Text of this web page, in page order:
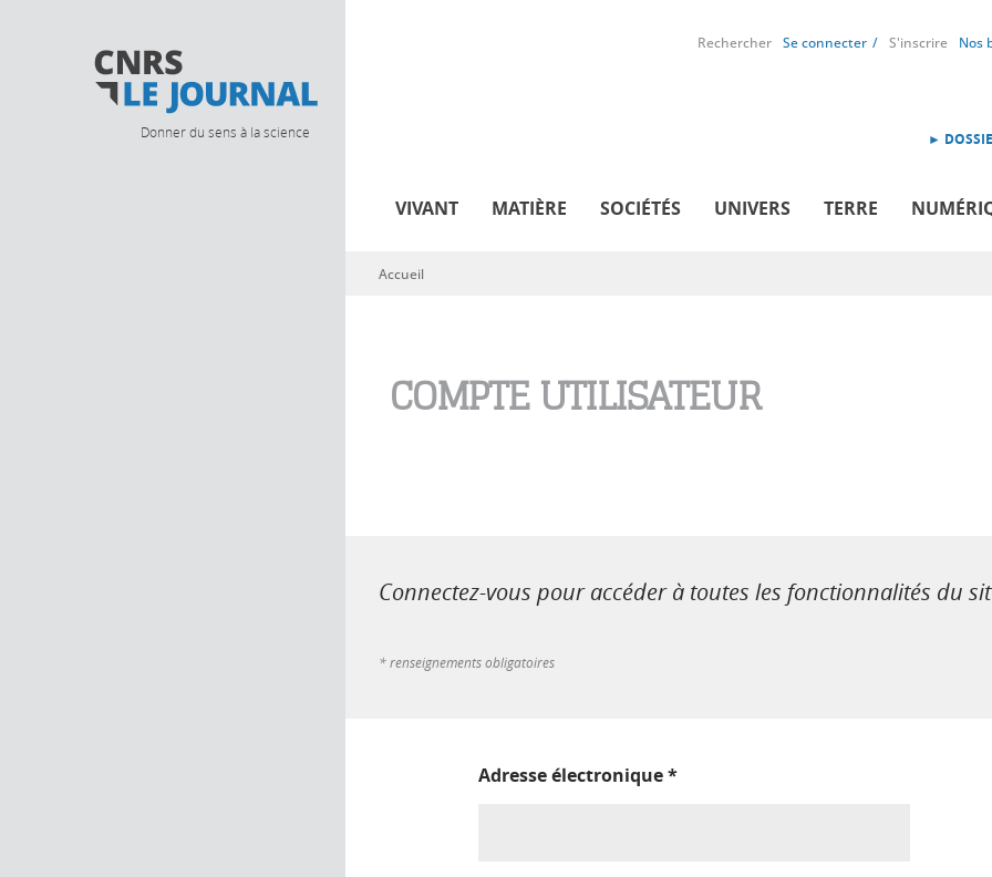
Donner du sens à la science
Rechercher Se connecter S'inscrire Nos
►
VIVANT MATIÈRE SOCIÉTÉS UNIVERS TERRE
Vous êtes ici
Accueil
COMPTE UTILISATEUR
Connectez-vous pour accéder à toutes les fonctionnalités du
* renseignements obligatoires
Adresse électronique*